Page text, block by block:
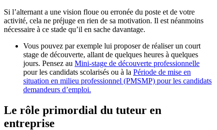
Si l’alternant a une vision floue ou erronée du poste et de votre
activité, cela ne préjuge en rien de sa motivation. Il est néanmoins
nécessaire à ce stade qu’il en sache davantage.
Vous pouvez par exemple lui proposer de réaliser un court
stage de découverte, allant de quelques heures à quelques
jours. Pensez au Mini-stage de découverte professionnelle
pour les candidats scolarisés ou à la Période de mise en
situation en milieu professionnel (PMSMP) pour les candidats
demandeurs d’emploi.
Le rôle primordial du tuteur en
entreprise